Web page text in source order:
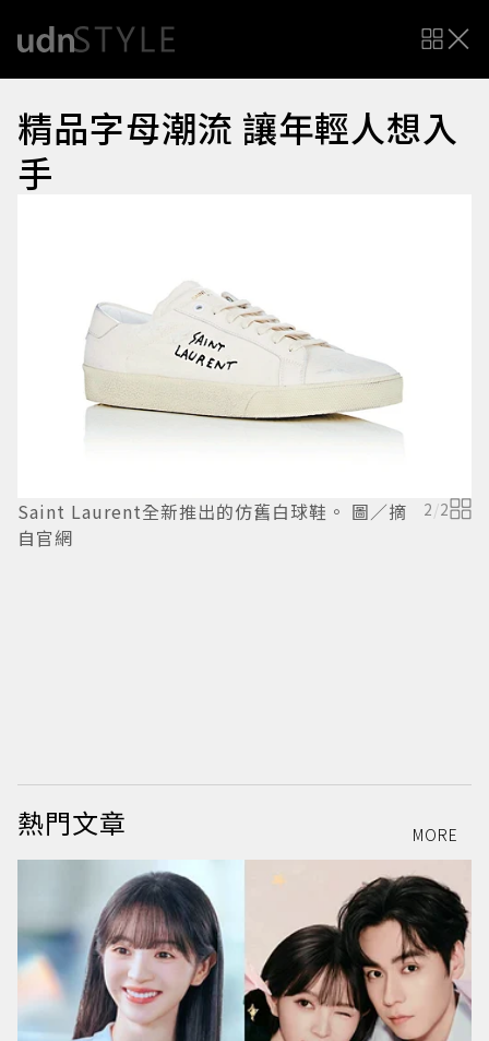
精品字母潮流 讓年輕人想入
手
Saint Laurent全新推出的仿舊白球鞋。 圖／摘
自官網
2 /2
熱門文章 MORE